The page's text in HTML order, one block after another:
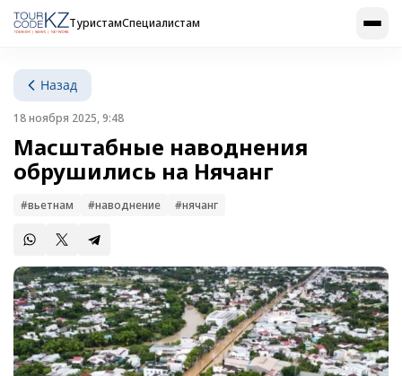
ТуристамСпециалистам
Назад
18 ноября 2025, 9:48
Масштабные наводнения
обрушились на Нячанг
#вьетнам #наводнение #нячанг